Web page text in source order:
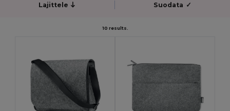
Lajittele Suodata ✓
10 results.